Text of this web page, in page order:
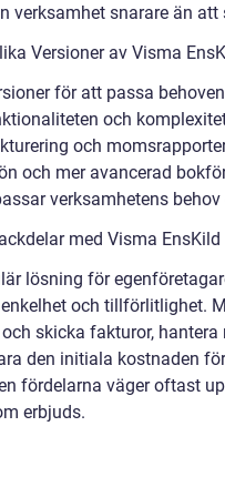
verksamhet snarare än att
Versioner av Visma
för att passa
och
och
och mer avancerad
verksamhetens
med Visma EnsKild
lösning för
och tillförlitlighet.
skicka fakturor,
den initiala kostnaden
fördelarna väger oftast
erbjuds.